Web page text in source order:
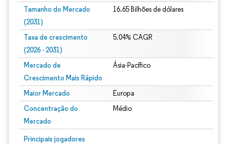
Tamanho do Mercado
(2031)
16.65 Bilhões de dólares
Taxa de crescimento
(2026 - 2031)
5.04% CAGR
Mercado de
Crescimento Mais Rápido
Ásia-Pacífico
Maior Mercado Europa
Concentração do
Mercado
Médio
Principais jogadores
Imagem © Mordor Intelligence. O reuso requer atribuição conforme CC BY 4.0.